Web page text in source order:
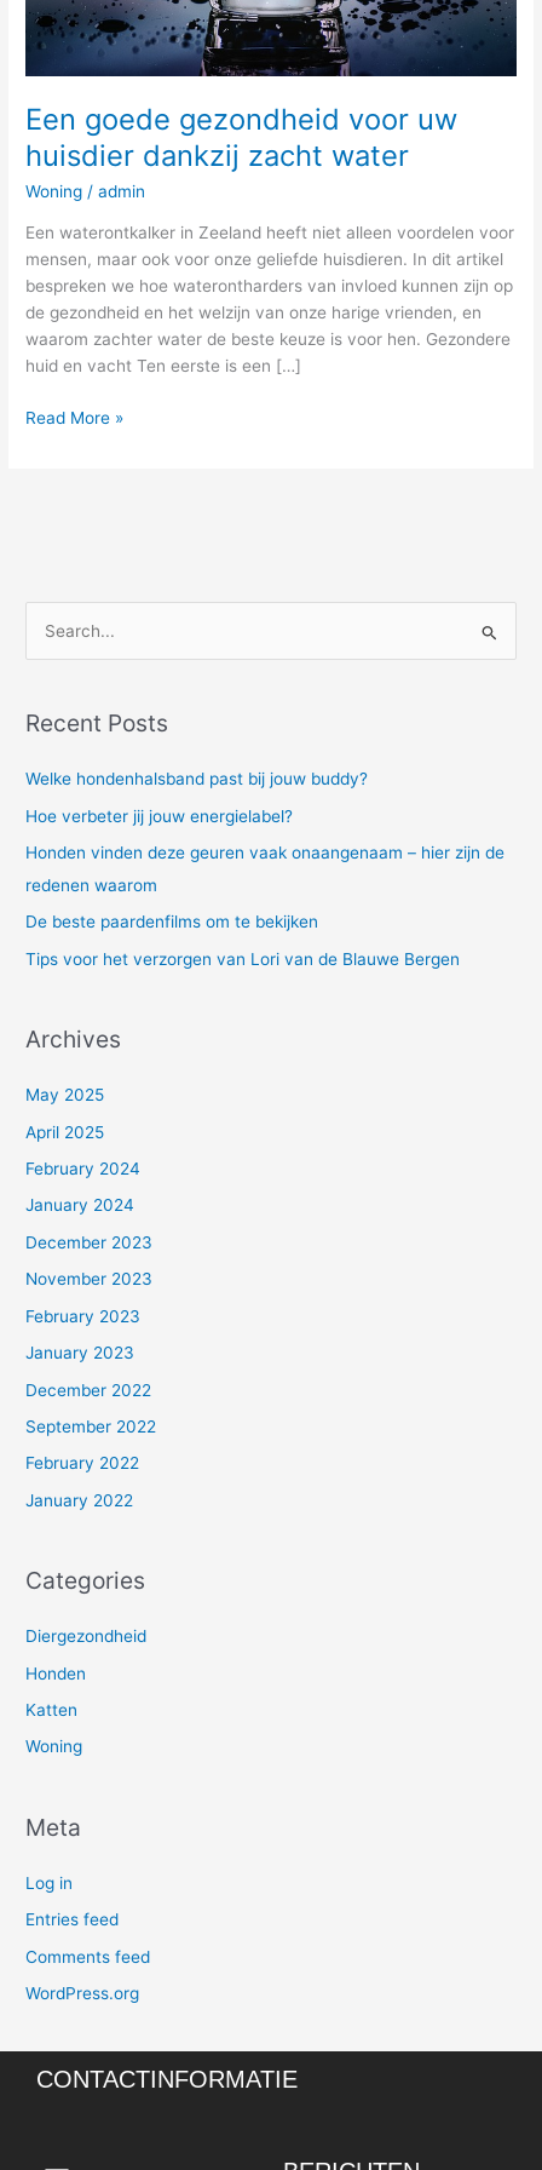
Een goede gezondheid voor uw
huisdier dankzij zacht water
Woning /admin
Een waterontkalker in Zeeland heeft niet alleen voordelen voor
mensen, maar ook voor onze geliefde huisdieren. In dit artikel
bespreken we hoe waterontharders van invloed kunnen zijn op
de gezondheid en het welzijn van onze harige vrienden, en
waarom zachter water de beste keuze is voor hen. Gezondere
huid en vacht Ten eerste is een […]
Read More »
r
o
r
:
Recent Posts
Welke hondenhalsband past bij jouw buddy?
Hoe verbeter jij jouw energielabel?
Honden vinden deze geuren vaak onaangenaam – hier zijn de
redenen waarom
De beste paardenfilms om te bekijken
Tips voor het verzorgen van Lori van de Blauwe Bergen
Archives
May 2025
April 2025
February 2024
January 2024
December 2023
November 2023
February 2023
January 2023
December 2022
September 2022
February 2022
January 2022
Categories
Diergezondheid
Honden
Katten
Woning
Meta
Log in
Entries feed
Comments feed
WordPress.org
CONTACTINFORMATIE